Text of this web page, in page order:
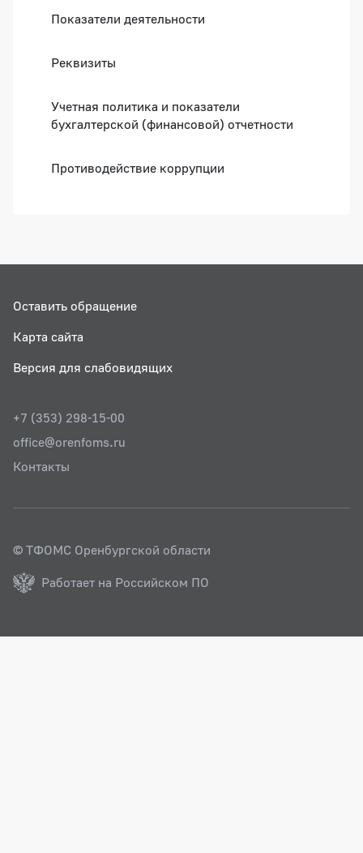
Показатели деятельности
Реквизиты
Учетная политика и показатели
бухгалтерской (финансовой) отчетности
Противодействие коррупции
Оставить обращение
Карта сайта
Версия для слабовидящих
+7 (353) 298-15-00
office@orenfoms.ru
Контакты
© ТФОМС Оренбургской области
Работает на Российском ПО